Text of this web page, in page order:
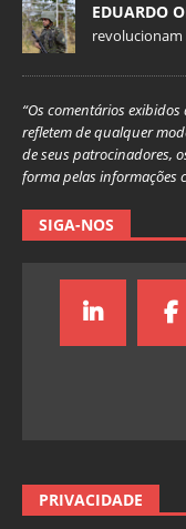
EDUARDO
revolucionam
“Os comentários
refletem de qualquer
de seus patrocinadores,
forma pelas informações
SIGA-NOS
PRIVACIDADE